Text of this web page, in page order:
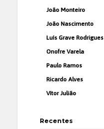
João Monteiro
João Nascimento
Luís Grave Rodrigues
Onofre Varela
Paulo Ramos
Ricardo Alves
Vítor Julião
Recentes